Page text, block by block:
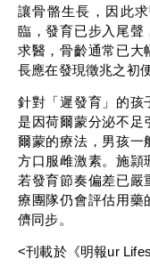
讓骨骼生長，因此
臨，發育已步入尾聲
求醫，骨齡通常已大
長應在發現徵兆之初
針對「遲發育」的孩
是因荷爾蒙分泌不足
爾蒙的療法，男孩一
方口服雌激素。施頴
若發育節奏偏差已嚴
療團隊仍會評估用藥
儕同步。
<刊載於《明報ur